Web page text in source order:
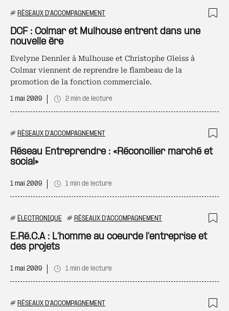
# RÉSEAUX D'ACCOMPAGNEMENT
DCF : Colmar et Mulhouse entrent dans une
nouvelle ère
Evelyne Dennler à Mulhouse et Christophe Gleiss à
Colmar viennent de reprendre le flambeau de la
promotion de la fonction commerciale.
1 mai 2009 2 min de lecture
# RÉSEAUX D'ACCOMPAGNEMENT
Réseau Entreprendre : «Réconcilier marché et
social»
1 mai 2009 1 min de lecture
# ÉLECTRONIQUE # RÉSEAUX D'ACCOMPAGNEMENT
E.Ré.C.A : L'homme au coeurde l'entreprise et
des projets
1 mai 2009 1 min de lecture
# RÉSEAUX D'ACCOMPAGNEMENT